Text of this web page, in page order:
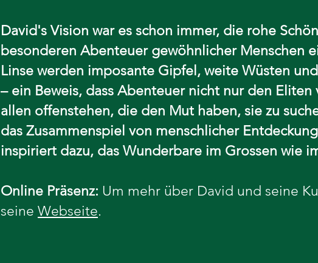
David's Vision war es schon immer, die rohe
besonderen Abenteuer gewöhnlicher Menschen
Linse werden imposante Gipfel, weite Wüsten
– ein Beweis, dass Abenteuer nicht nur den
allen offenstehen, die den Mut haben, sie zu
das Zusammenspiel von menschlicher
inspiriert dazu, das Wunderbare im Grossen wie
Online Präsenz: Um mehr über David und seine
seine Webseite.